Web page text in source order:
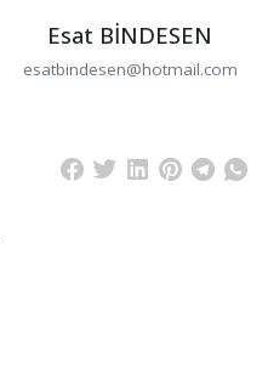
Esat BİNDESEN
esatbindesen@hotmail.com